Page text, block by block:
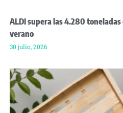
ALDI supera las 4.280
verano
30 julio, 2026